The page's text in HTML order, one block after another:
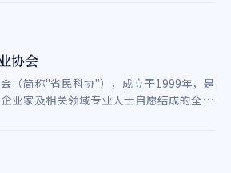
协会
（简称"省民科协"），成立于1999年，是
业家及相关领域专业人士自愿结成的全省